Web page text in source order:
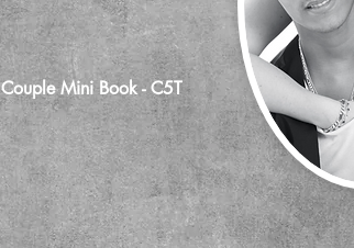
Couple Mini Book - C5T